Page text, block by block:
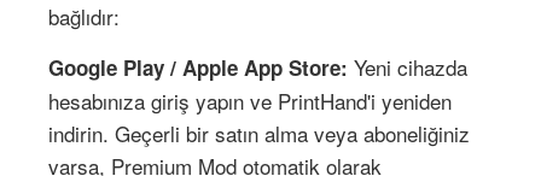
bağlıdır:
Google Play / Apple App Store: Yeni cihazda
hesabınıza giriş yapın ve PrintHand'i yeniden
indirin. Geçerli bir satın alma veya aboneliğiniz
varsa, Premium Mod otomatik olarak